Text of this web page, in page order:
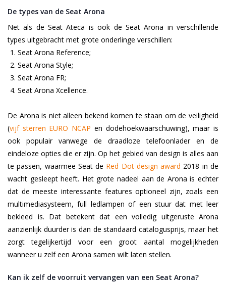
De types van de Seat Arona
Net als de Seat Ateca is ook de Seat Arona in verschillende
types uitgebracht met grote onderlinge verschillen:
Seat Arona Reference;
Seat Arona Style;
Seat Arona FR;
Seat Arona Xcellence.
De Arona is niet alleen bekend komen te staan om de veiligheid
(vijf sterren EURO NCAP en dodehoekwaarschuwing), maar is
ook populair vanwege de draadloze telefoonlader en de
eindeloze opties die er zijn. Op het gebied van design is alles aan
te passen, waarmee Seat de Red Dot design award 2018 in de
wacht gesleept heeft. Het grote nadeel aan de Arona is echter
dat de meeste interessante features optioneel zijn, zoals een
multimediasysteem, full ledlampen of een stuur dat met leer
bekleed is. Dat betekent dat een volledig uitgeruste Arona
aanzienlijk duurder is dan de standaard catalogusprijs, maar het
zorgt tegelijkertijd voor een groot aantal mogelijkheden
wanneer u zelf een Arona samen wilt laten stellen.
Kan ik zelf de voorruit vervangen van een Seat Arona?